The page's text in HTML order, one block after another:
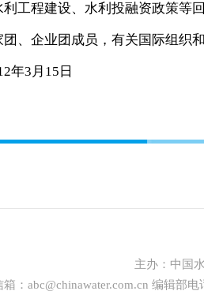
程建设、水利投融资政策等回
企业团成员，有关国际组织和
年3月15日
主办： 中国
： abc@chinawater.com.cn 编辑部电